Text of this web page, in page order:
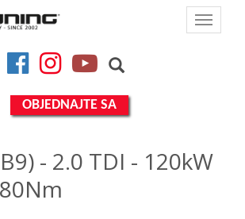
Toggle
FacebookInstagramYouTube
OBJEDNAJTE SA
- 2.0 TDI - 120kW